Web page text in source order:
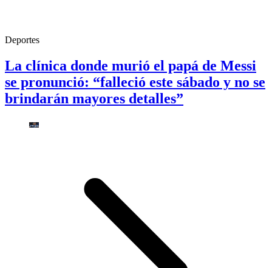
Deportes
La clínica donde murió el papá de Messi
se pronunció: “falleció este sábado y no se
brindarán mayores detalles”